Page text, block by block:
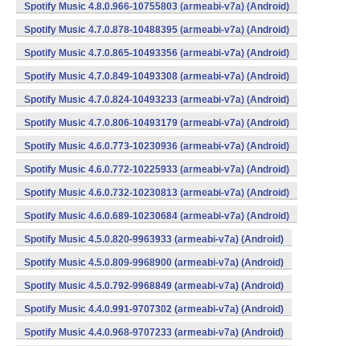
Spotify Music 4.8.0.966-10755803 (armeabi-v7a) (Android)
Spotify Music 4.7.0.878-10488395 (armeabi-v7a) (Android)
Spotify Music 4.7.0.865-10493356 (armeabi-v7a) (Android)
Spotify Music 4.7.0.849-10493308 (armeabi-v7a) (Android)
Spotify Music 4.7.0.824-10493233 (armeabi-v7a) (Android)
Spotify Music 4.7.0.806-10493179 (armeabi-v7a) (Android)
Spotify Music 4.6.0.773-10230936 (armeabi-v7a) (Android)
Spotify Music 4.6.0.772-10225933 (armeabi-v7a) (Android)
Spotify Music 4.6.0.732-10230813 (armeabi-v7a) (Android)
Spotify Music 4.6.0.689-10230684 (armeabi-v7a) (Android)
Spotify Music 4.5.0.820-9963933 (armeabi-v7a) (Android)
Spotify Music 4.5.0.809-9968900 (armeabi-v7a) (Android)
Spotify Music 4.5.0.792-9968849 (armeabi-v7a) (Android)
Spotify Music 4.4.0.991-9707302 (armeabi-v7a) (Android)
Spotify Music 4.4.0.968-9707233 (armeabi-v7a) (Android)